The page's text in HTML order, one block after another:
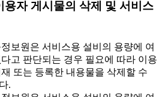
용자 게시물의 삭제 및 서비스
보원은 서비스용 설비의 용량에 여
고 판단되는 경우 필요에 따라 이용
또는 등록한 내용물을 삭제할 수
.